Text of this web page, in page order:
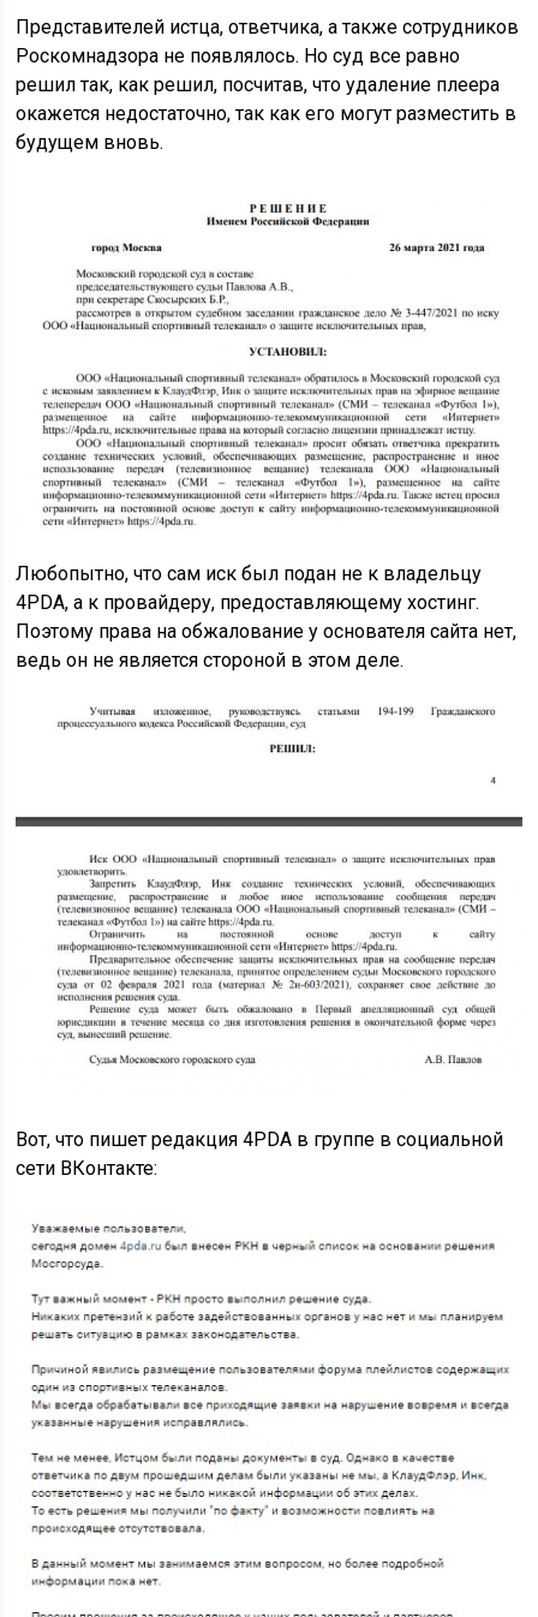
Представителей истца, ответчика, а также сотрудников
Роскомнадзора не появлялось. Но суд все равно
решил так, как решил, посчитав, что удаление плеера
окажется недостаточно, так как его могут разместить в
будущем вновь.
Любопытно, что сам иск был подан не к владельцу
4PDA, а к провайдеру, предоставляющему хостинг.
Поэтому права на обжалование у основателя сайта нет,
ведь он не является стороной в этом деле.
Вот, что пишет редакция 4PDA в группе в социальной
сети ВКонтакте: